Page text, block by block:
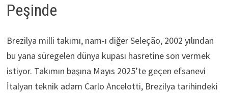
Peşinde
Brezilya milli takımı, nam-ı diğer Seleção, 2002 yılından
bu yana süregelen dünya kupası hasretine son vermek
istiyor. Takımın başına Mayıs 2025’te geçen efsanevi
İtalyan teknik adam Carlo Ancelotti, Brezilya tarihindeki